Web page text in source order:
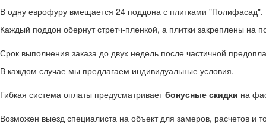
В одну еврофуру вмещается 24 поддона с плитками "Полифасад".
Каждый поддон обернут стретч-пленкой, а плитки закреплены на
Срок выполнения заказа до двух недель после частичной
В каждом случае мы предлагаем индивидуальные условия.
Гибкая система оплаты предусматривает бонусные скидки на
Возможен выезд специалиста на объект для замеров, расчетов и